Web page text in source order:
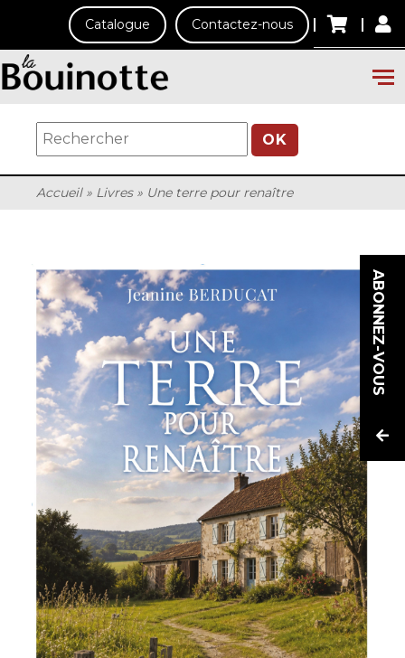
Catalogue Contactez-nous
OK
Accueil» Livres» Une terre pour renaître
ABONNEZ-VOUS